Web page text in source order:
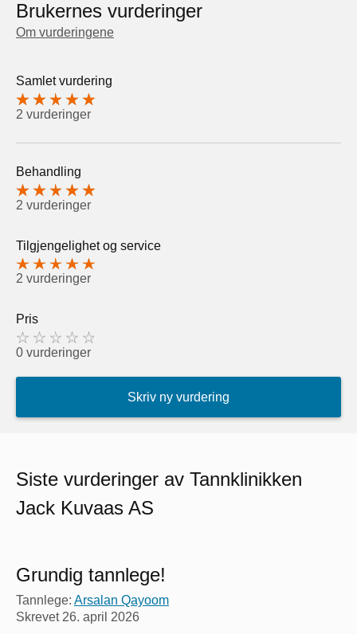
Brukernes vurderinger
Om vurderingene
Samlet vurdering
2 vurderinger
Behandling
2 vurderinger
Tilgjengelighet og service
2 vurderinger
Pris
0 vurderinger
Skriv ny vurdering
Siste vurderinger av Tannklinikken
Jack Kuvaas AS
Grundig tannlege!
Tannlege: Arsalan Qayoom
Skrevet 26. april 2026